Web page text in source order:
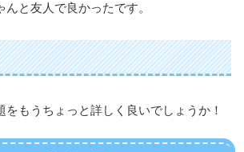
と友人で良かったです。
をもうちょっと詳しく良いでしょうか！